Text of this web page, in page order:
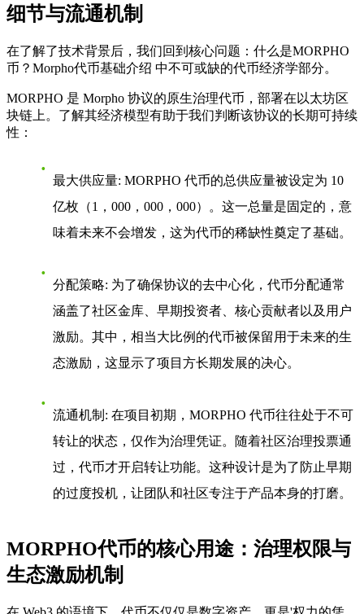
细节与流通机制
在了解了技术背景后，我们回到核心问题： 什么是MORPHO
币？Morpho代币基础介绍 中不可或缺的代币经济学部分。
MORPHO 是 Morpho 协议的原生治理代币，部署在以太坊区
块链上。了解其经济模型有助于我们判断该协议的长期可持续
性：
最大供应量: MORPHO 代币的总供应量被设定为 10
亿枚（1，000，000，000）。这一总量是固定的，意
味着未来不会增发，这为代币的稀缺性奠定了基础。
分配策略: 为了确保协议的去中心化，代币分配通常
涵盖了社区金库、早期投资者、核心贡献者以及用户
激励。其中，相当大比例的代币被保留用于未来的生
态激励，这显示了项目方长期发展的决心。
流通机制 : 在项目初期，MORPHO 代币往往处于不可
转让的状态，仅作为治理凭证。随着社区治理投票通
过，代币才开启转让功能。这种设计是为了防止早期
的过度投机，让团队和社区专注于产品本身的打磨。
MORPHO代币的核心用途：治理权限与
生态激励机制